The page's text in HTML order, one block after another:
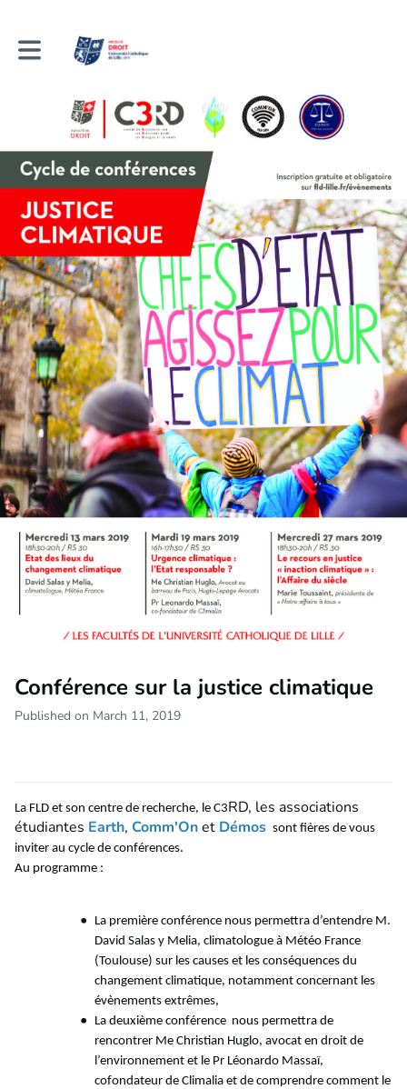
Toggle main navigation
Conférence sur la justice climatique
Published on March 11, 2019
La FLD et son centre de recherche, le C3RD, les associations
étudiantes Earth, Comm'Onet Démos sont fières de vous
inviter au cycle de conférences.
Au programme :
La première conférence nous permettra d’entendre M.
David Salas y Melia, climatologue à Météo France
(Toulouse) sur les causes et les conséquences du
changement climatique, notamment concernant les
évènements extrêmes,
La deuxième conférence nous permettra de
rencontrer Me Christian Huglo, avocat en droit de
l’environnement et le Pr Léonardo Massaï,
cofondateur de Climalia et de comprendre comment le